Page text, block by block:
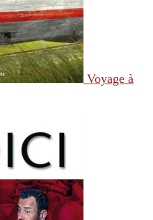
Voyage à